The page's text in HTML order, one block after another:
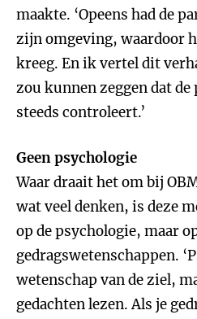
maakte. ‘Opeens had de
zijn omgeving, waardoor
kreeg. En ik vertel dit
zou kunnen zeggen dat
steeds controleert.’
Geen psychologie
Waar draait het om bij
wat veel denken, is deze
op de psychologie, maar
gedragswetenschappen.
wetenschap van de ziel,
gedachten lezen. Als je